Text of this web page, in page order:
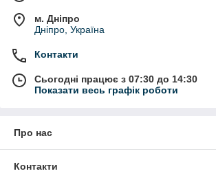
м. Дніпро
Дніпро, Україна
Контакти
Сьогодні працює з 07:30 до 14:30
Показати весь графік роботи
Про нас
Контакти